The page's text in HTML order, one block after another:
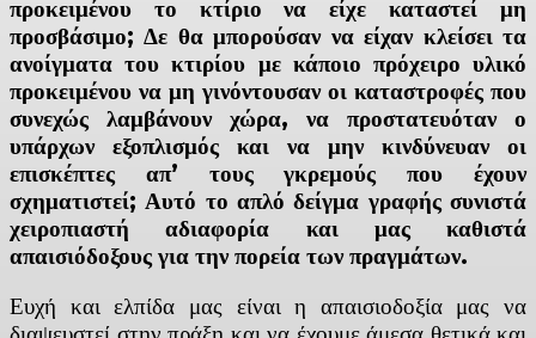
προκειμένου το κτίριο να είχε καταστεί μη
προσβάσιμο; Δε θα μπορούσαν να είχαν κλείσει τα
ανοίγματα του κτιρίου με κάποιο πρόχειρο υλικό
προκειμένου να μη γινόντουσαν οι καταστροφές που
συνεχώς λαμβάνουν χώρα, να προστατευόταν ο
υπάρχων εξοπλισμός και να μην κινδύνευαν οι
επισκέπτες απ’ τους γκρεμούς που έχουν
σχηματιστεί; Αυτό το απλό δείγμα γραφής συνιστά
χειροπιαστή αδιαφορία και μας καθιστά
απαισιόδοξους για την πορεία των πραγμάτων.
Ευχή και ελπίδα μας είναι η απαισιοδοξία μας να